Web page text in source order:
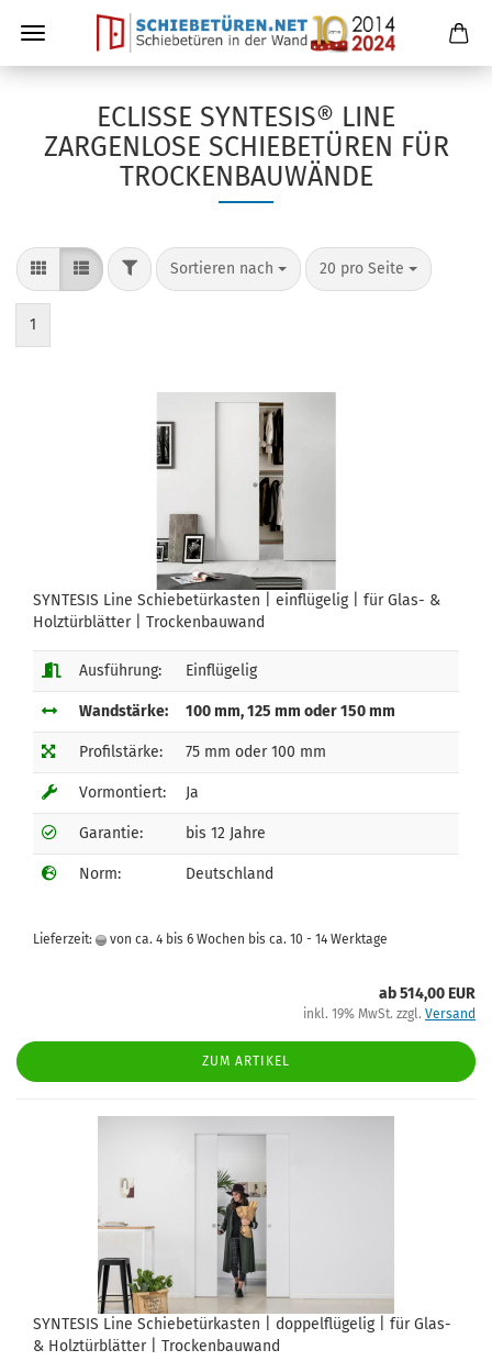
ECLISSE SYNTESIS® LINE
ZARGENLOSE SCHIEBETÜREN FÜR
TROCKENBAUWÄNDE
Sortieren nach 20 pro Seite
1
SYNTESIS Line Schiebetürkasten | einflügelig | für Glas- &
Holztürblätter | Trockenbauwand
Ausführung: Einflügelig
Wandstärke: 100 mm, 125 mm oder 150 mm
Profilstärke: 75 mm oder 100 mm
Vormontiert: Ja
Garantie: bis 12 Jahre
Norm: Deutschland
Lieferzeit: von ca. 4 bis 6 Wochen bis ca. 10 - 14 Werktage
ab 514,00 EUR
inkl. 19% MwSt. zzgl. Versand
ZUM ARTIKEL
SYNTESIS Line Schiebetürkasten | doppelflügelig | für Glas-
& Holztürblätter | Trockenbauwand